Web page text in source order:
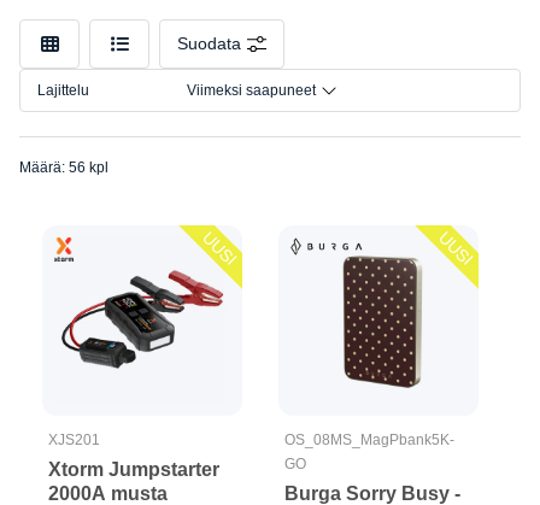
000mAh
- 6
000mAh
Malli
Liitäntä
Koko
Suodata
Lajittelu Viimeksi saapuneet
Määrä: 56 kpl
UUSI
XJS201
Xtorm Jumpstarter
2000A musta
UUSI
OS_08MS_MagPbank5K-
GO
Burga Sorry Busy -